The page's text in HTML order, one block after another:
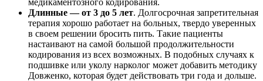
Длинные — от 3 до 5 лет. Долгосрочная запретительная
терапия хорошо работает на больных, твердо уверенных
в своем решении бросить пить. Такие пациенты
настаивают на самой большой продолжительности
кодирования из всех возможных. В подобных случаях к
подшивке или уколу нарколог может добавить методику
Довженко, которая будет действовать три года и дольше.